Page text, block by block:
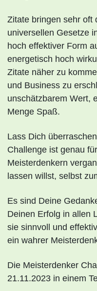
Zitate bringen sehr oft
universellen Gesetze
hoch effektiver Form
energetisch hoch
Zitate näher zu
und Business zu
unschätzbarem Wert,
Menge Spaß.
Lass Dich
Challenge ist genau
Meisterdenkern
lassen willst, selbst
Es sind Deine
Deinen Erfolg in allen
sie sinnvoll und
ein wahrer
Die Meisterdenker
21.11.2023 in einem